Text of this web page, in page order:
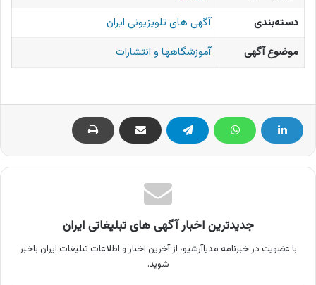
دسته‌بندی
آگهی های تلویزیونی ایران
موضوع آگهی
آموزشگاهها و انتشارات
جدیدترین اخبار آگهی های تبلیغاتی ایران
با عضویت در خبرنامه مدیاآرشیو، از آخرین اخبار و اطلاعات تبلیغات ایران باخبر
شوید.